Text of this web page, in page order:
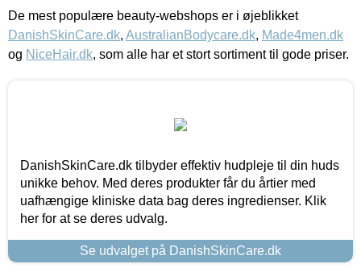
De mest populære beauty-webshops er i øjeblikket
DanishSkinCare.dk, AustralianBodycare.dk, Made4men.dk
og NiceHair.dk, som alle har et stort sortiment til gode priser.
DanishSkinCare.dk tilbyder effektiv hudpleje til din huds
unikke behov. Med deres produkter får du årtier med
uafhængige kliniske data bag deres ingredienser. Klik
her for at se deres udvalg.
Se udvalget på DanishSkinCare.dk